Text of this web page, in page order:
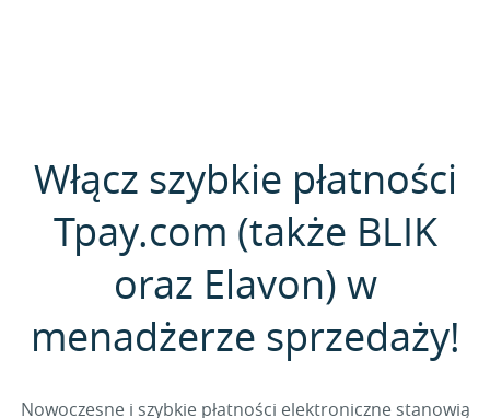
Włącz szybkie płatności
Tpay.com (także BLIK
oraz Elavon) w
menadżerze sprzedaży!
Nowoczesne i szybkie płatności elektroniczne stanowią